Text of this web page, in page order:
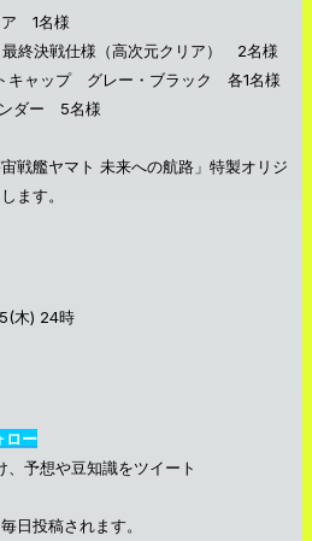
ア 1名様
最終決戦仕様（高次元クリア） 2名様
キャップ グレー・ブラック 各1名様
ンダー 5名様
戦艦ヤマト 未来への航路」特製オリジ
ます。
木) 24時
ロー
予想や豆知識をツイート
日投稿されます。